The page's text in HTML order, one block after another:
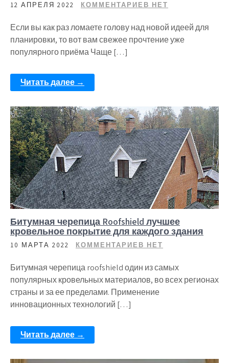
12 АПРЕЛЯ 2022 КОММЕНТАРИЕВ НЕТ
Если вы как раз ломаете голову над новой идеей для
планировки, то вот вам свежее прочтение уже
популярного приёма Чаще […]
Читать далее →
Битумная черепица Roofshield лучшее
кровельное покрытие для каждого здания
10 МАРТА 2022 КОММЕНТАРИЕВ НЕТ
Битумная черепица roofshield один из самых
популярных кровельных материалов, во всех регионах
страны и за ее пределами. Применение
инновационных технологий […]
Читать далее →